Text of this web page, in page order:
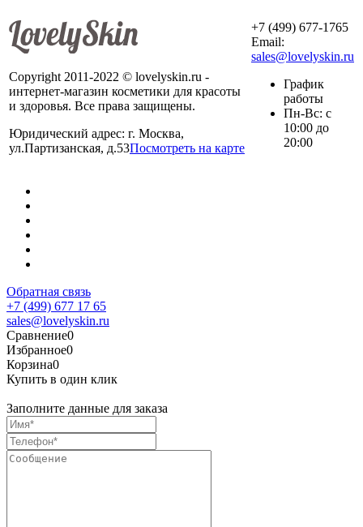
Copyright 2011-2022 © lovelyskin.ru -
интернет-магазин косметики для красоты
и здоровья. Все права защищены.
Юридический адрес: г. Москва,
ул.Партизанская, д.53Посмотреть на карте
+7 (499) 677-1765
Email:
sales@lovelyskin.ru
График
работы
Пн-Вс: с
10:00 до
20:00
Обратная связь
+7 (499) 677 17 65
sales@lovelyskin.ru
Сравнение0
Избранное0
Корзина0
Купить в один клик
Заполните данные для заказа